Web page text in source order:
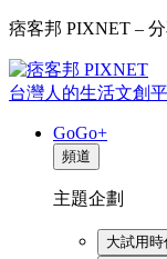
痞客邦 PIXNET –
台灣人的生活文創
GoGo+
頻道
主題企劃
大試用時